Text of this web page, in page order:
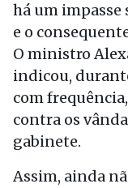
há um impasse
e o
O ministro
indicou,
com
contra os
gabinete.
Assim, ainda